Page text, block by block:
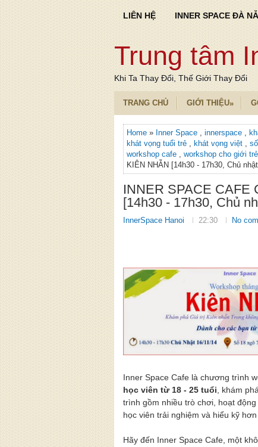
LIÊN HỆ INNER SPACE ĐÀ
Trung tâm
Khi Ta Thay Đổi, Thế Giới Thay Đổi
TRANG CHỦ GIỚI THIỆU»
Home » Inner Space , innerspace ,
khát vọng tuổi trẻ , khát vọng việt ,
workshop cafe , workshop cho giới trẻ
KIÊN NHẪN [14h30 - 17h30, Chủ
INNER SPACE CAFE
[14h30 - 17h30, Chủ
InnerSpace Hanoi 22:30 No
Inner Space Cafe là chương trình
học viên từ 18 - 25 tuổi , khám
trình gồm nhiều trò chơi, hoạt
học viên trải nghiệm và hiểu kỹ
Hãy đến Inner Space Cafe, một